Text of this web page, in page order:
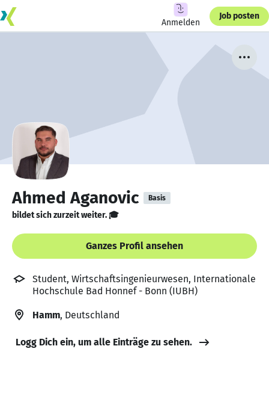
Anmelden
Job posten
Ahmed Aganovic Basis
bildet sich zurzeit weiter. 🎓
Ganzes Profil ansehen
Student, Wirtschaftsingenieurwesen, Internationale
Hochschule Bad Honnef - Bonn (IUBH)
Hamm, Deutschland
Logg Dich ein, um alle Einträge zu sehen.